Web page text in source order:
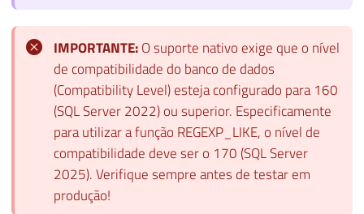
IMPORTANTE:O suporte nativo exige que o nível
de compatibilidade do banco de dados
(Compatibility Level) esteja configurado para 160
(SQL Server 2022) ou superior. Especificamente
para utilizar a função REGEXP_LIKE, o nível de
compatibilidade deve ser o 170 (SQL Server
2025). Verifique sempre antes de testar em
produção!